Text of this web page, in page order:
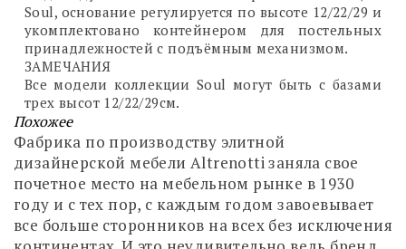
Soul, основание регулируется по высоте 12/22/29 и
укомплектовано контейнером для постельных
принадлежностей с подъёмным механизмом.
ЗАМЕЧАНИЯ
Все модели коллекции Soul могут быть с базами
трех высот 12/22/29см.
Похожее
Фабрика по производству элитной
дизайнерской мебели Altrenotti заняла свое
почетное место на мебельном рынке в 1930
году и с тех пор, с каждым годом завоевывает
все больше сторонников на всех без исключения